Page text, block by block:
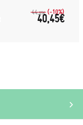
44,95€ (-10%)
40,45€